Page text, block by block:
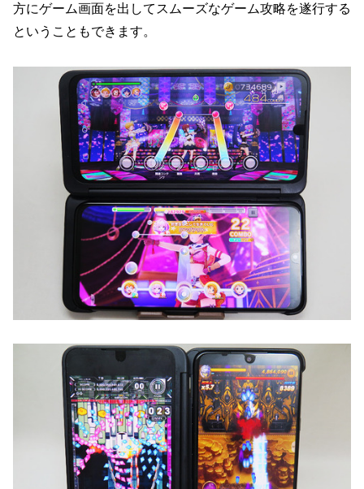
方にゲーム画面を出してスムーズなゲーム攻略を遂行する
ということもできます。